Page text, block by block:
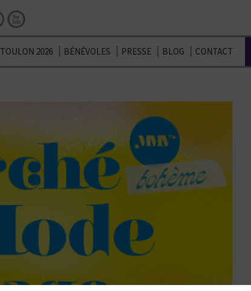
TOULON 2026 BÉNÉVOLES PRESSE BLOG CONTACT